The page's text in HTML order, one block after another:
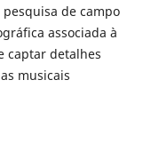
de campo
associada à
captar detalhes
musicais